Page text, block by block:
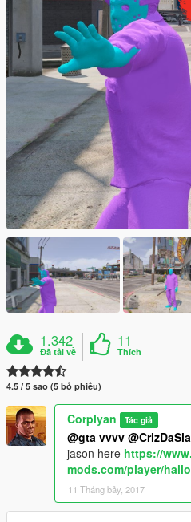
1.342
Đã tải về
11
Thích
4.5 / 5 sao (5 bỏ phiếu)
Corplyan Tác giả
@gta vvvv
jason here https://
mods.com/player/
11 Tháng bảy, 2017